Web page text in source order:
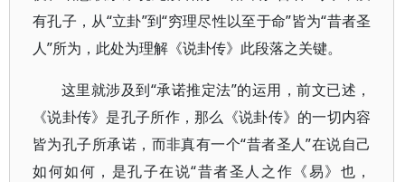
有孔子，从“立卦”到“穷理尽性以至于命”皆为“昔者圣
人”所为，此处为理解《说卦传》此段落之关键。
这里就涉及到“承诺推定法”的运用，前文已述，
《说卦传》是孔子所作，那么《说卦传》的一切内容
皆为孔子所承诺，而非真有一个“昔者圣人”在说自己
如何如何，是孔子在说“昔者圣人之作《易》也，